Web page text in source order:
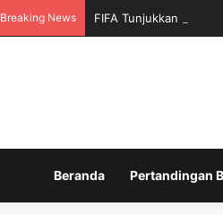
Breaking News FIFA Tunjukkan
Beranda Pertandingan